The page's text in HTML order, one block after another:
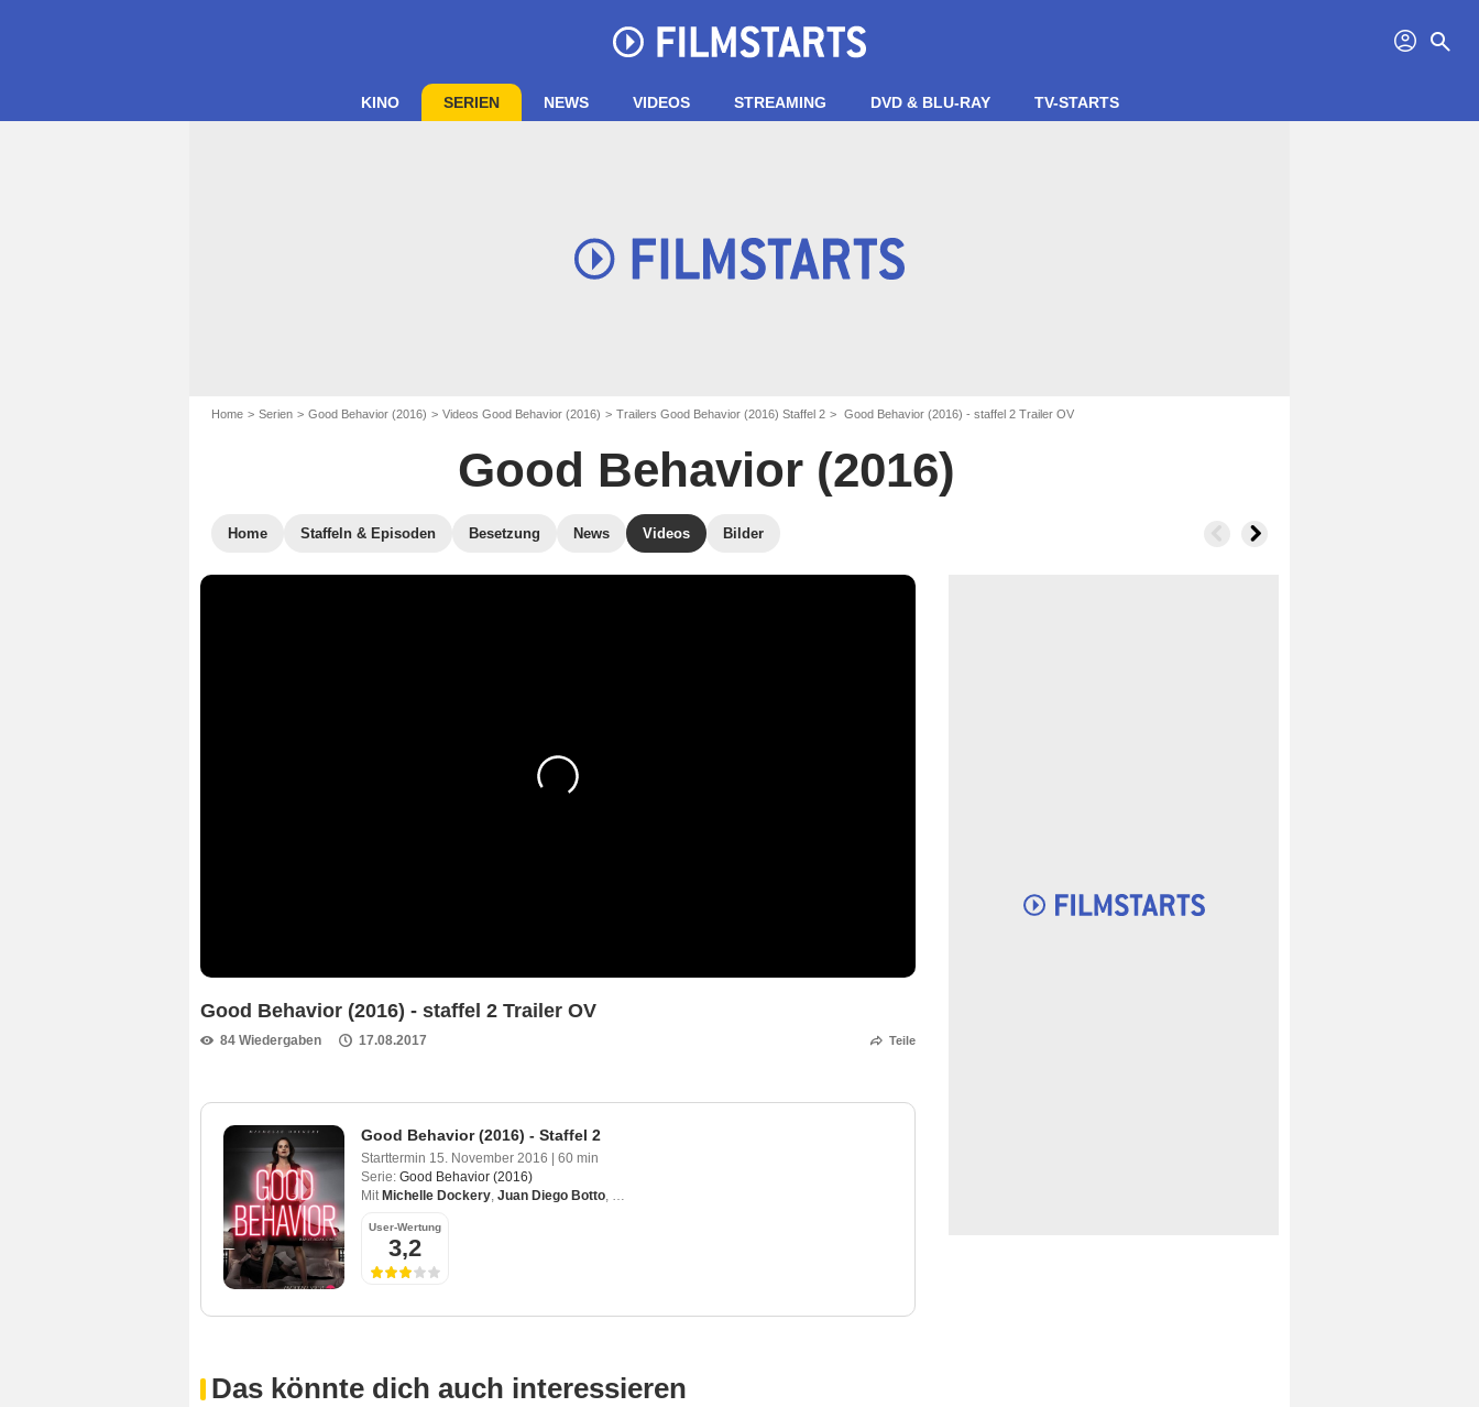
profil search
KINO SERIEN NEWS VIDEOS STREAMING DVD & BLU-RAY TV-STARTS
Home Serien Good Behavior (2016) Videos Good Behavior (2016) Trailers Good Behavior (2016) Staffel 2 Good Behavior (2016) - staffel 2 Trailer OV
Good Behavior (2016)
Home Staffeln & Episoden Besetzung News Videos Bilder
Good Behavior (2016) - staffel 2 Trailer OV
84 Wiedergaben 17.08.2017 Teile
Good Behavior (2016) - Staffel 2
Starttermin 15. November 2016
60 min
Serie: Good Behavior (2016)
Mit Michelle Dockery, Juan Diego Botto, Terry Kinney
User-Wertung
3,2
Das könnte dich auch interessieren